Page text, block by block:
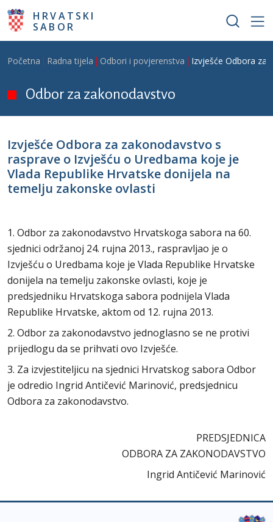
Skoči na glavni sadržaj
HRVATSKI
SABOR
Breadcrumb
Početna Radna tijela Odbori i povjerenstva Izvješće Odbora za
Odbor za zakonodavstvo
Izvješće Odbora za zakonodavstvo s
rasprave o Izvješću o Uredbama koje je
Vlada Republike Hrvatske donijela na
temelju zakonske ovlasti
1. Odbor za zakonodavstvo Hrvatskoga sabora na 60.
sjednici održanoj 24. rujna 2013., raspravljao je o
Izvješću o Uredbama koje je Vlada Republike Hrvatske
donijela na temelju zakonske ovlasti, koje je
predsjedniku Hrvatskoga sabora podnijela Vlada
Republike Hrvatske, aktom od 12. rujna 2013.
2. Odbor za zakonodavstvo jednoglasno se ne protivi
prijedlogu da se prihvati ovo Izvješće.
3. Za izvjestiteljicu na sjednici Hrvatskog sabora Odbor
je odredio Ingrid Antičević Marinović, predsjednicu
Odbora za zakonodavstvo.
PREDSJEDNICA
ODBORA ZA ZAKONODAVSTVO
Ingrid Antičević Marinović